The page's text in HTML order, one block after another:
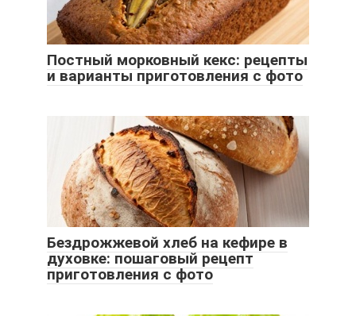
Постный морковный кекс: рецепты
и варианты приготовления с фото
Бездрожжевой хлеб на кефире в
духовке: пошаговый рецепт
приготовления с фото